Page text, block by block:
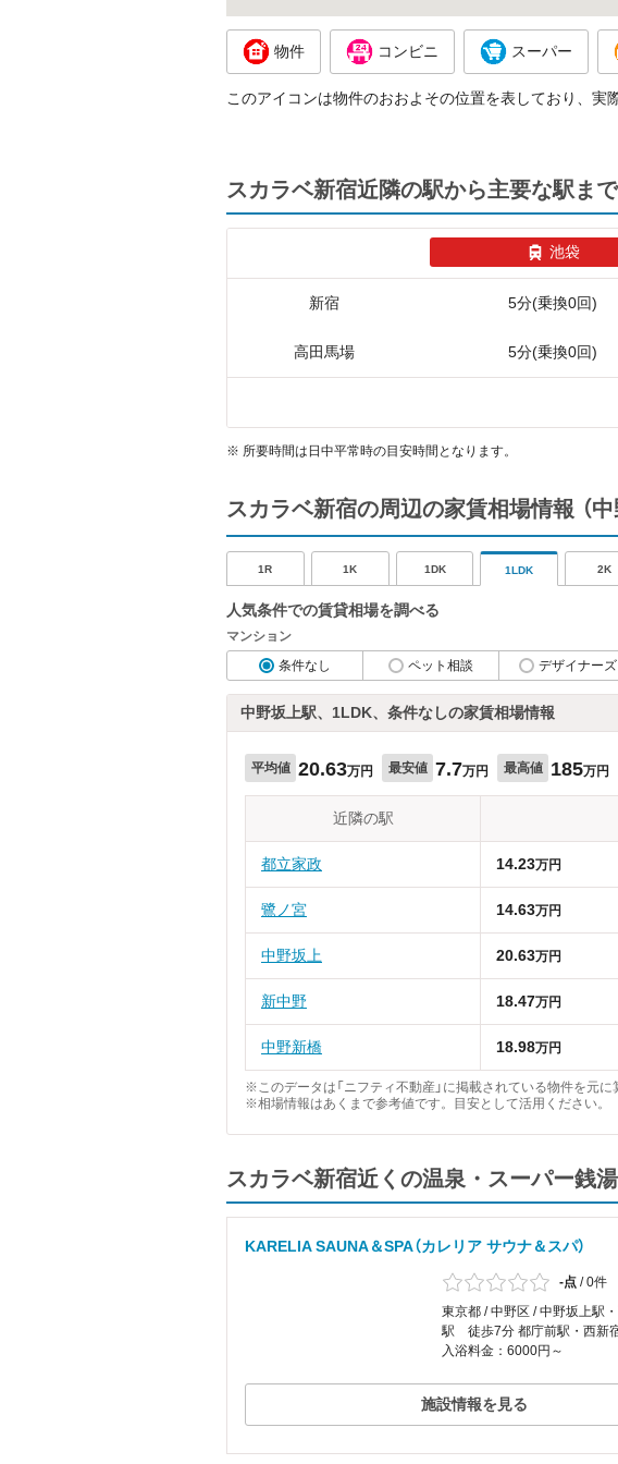
物件 コンビニ スーパー
このアイコンは物件のおおよその位置を表しており、実
スカラベ新宿近隣の駅から主要な駅ま
池袋
新宿 5分(乗換0回)
高田馬場 5分(乗換0回)
※ 所要時間は日中平常時の目安時間となります。
スカラベ新宿の周辺の家賃相場情報 （
1R 1K 1DK 1LDK 2K
人気条件での賃貸相場を調べる
マンション
条件なし
ペット相談 デザイナーズ
中野坂上駅、1LDK、条件なしの家賃相場情報
平均値 20.63万円 最安値 7.7万円 最高値 185万円
近隣の駅
都立家政 14.23万円
鷺ノ宮 14.63万円
中野坂上 20.63万円
新中野 18.47万円
中野新橋 18.98万円
※このデータは「ニフティ不動産」に掲載されている物件を元
※相場情報はあくまで参考値です。目安として活用ください。
スカラベ新宿近くの温泉・スーパー銭
KARELIA SAUNA＆SPA（カレリア サウナ＆スパ）
-点 /0件
東京都 / 中野区 / 中野坂上駅
駅 徒歩7分 都庁前駅・西新
入浴料金：6000円～
施設情報を見る